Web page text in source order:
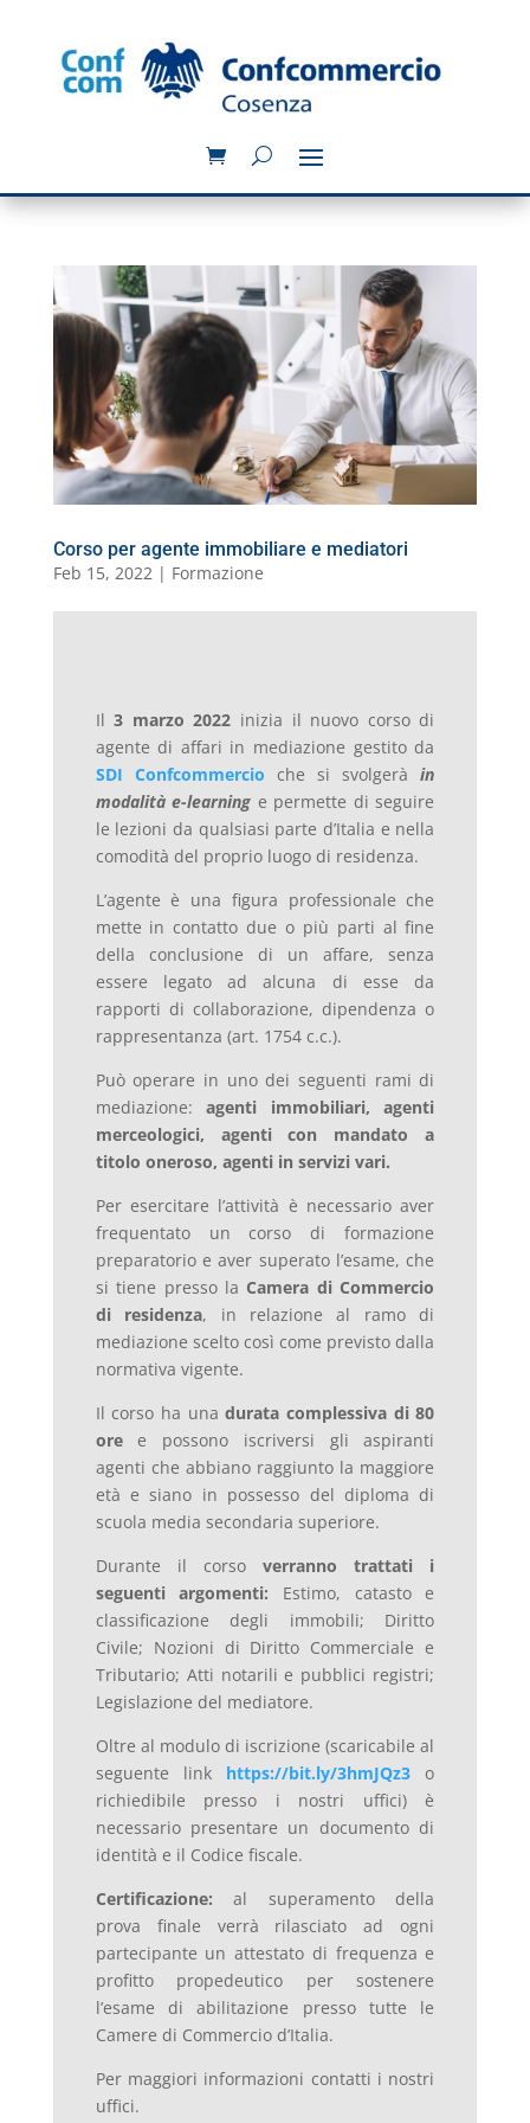
Corso per agente immobiliare e mediatori
Feb 15, 2022| Formazione
Il3 marzo 2022 inizia il nuovo corso di
agente di affari in mediazione gestito da
SDI Confcommercio che si svolgeràin
modalità e-learning e permette di seguire
le lezioni da qualsiasi parte d’Italia e nella
comodità del proprio luogo di residenza.
L’agente è una figura professionale che
mette in contatto due o più parti al fine
della conclusione di un affare, senza
essere legato ad alcuna di esse da
rapporti di collaborazione, dipendenza o
rappresentanza (art. 1754 c.c.).
Può operare in uno dei seguenti rami di
mediazione:agenti immobiliari, agenti
merceologici, agenti con mandato a
titolo oneroso, agenti in servizi vari.
Per esercitare l’attività è necessario aver
frequentato un corso di formazione
preparatorio e aver superato l’esame, che
si tiene presso la Camera di Commercio
di residenza, in relazione al ramo di
mediazione scelto così come previsto dalla
normativa vigente.
Il corso ha unadurata complessiva di 80
oree possono iscriversi gli aspiranti
agenti che abbiano raggiunto la maggiore
età e siano in possesso del diploma di
scuola media secondaria superiore.
Durante il corsoverranno trattati i
seguenti argomenti: Estimo, catasto e
classificazione degli immobili; Diritto
Civile; Nozioni di Diritto Commerciale e
Tributario; Atti notarili e pubblici registri;
Legislazione del mediatore.
Oltre al modulo di iscrizione (scaricabile al
seguente link https://bit.ly/3hmJQz3 o
richiedibile presso i nostri uffici) è
necessario presentare un documento di
identità e il Codice fiscale.
Certificazione: al superamento della
prova finale verrà rilasciato ad ogni
partecipante un attestato di frequenza e
profitto propedeutico per sostenere
l’esame di abilitazione presso tutte le
Camere di Commercio d’Italia.
Per maggiori informazioni contatti i nostri
uffici.